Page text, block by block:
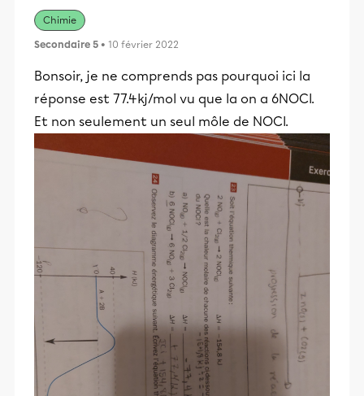
Chimie
Secondaire 5 • 10 février 2022
Bonsoir, je ne comprends pas pourquoi ici la
réponse est 77.4kj/mol vu que la on a 6NOCl.
Et non seulement un seul môle de NOCl.